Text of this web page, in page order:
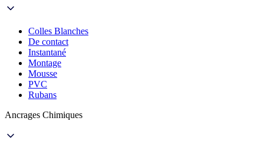
Colles Blanches
De contact
Instantané
Montage
Mousse
PVC
Rubans
Ancrages Chimiques